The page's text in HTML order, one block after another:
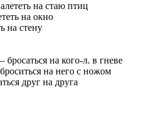
на стаю птиц
на окно
на стену
на кого-л. в гневе
на него с ножом
друг на друга